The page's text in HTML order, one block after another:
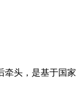
牵头，是基于国家